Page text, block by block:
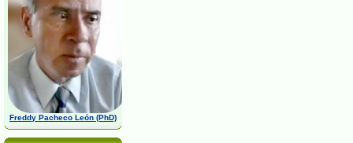
Freddy Pacheco León (PhD)